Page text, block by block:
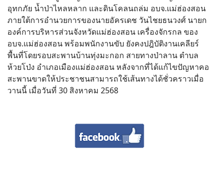
อุทกภัย น้ำป่าไหลหลาก และดินโคลนถล่ม อบจ.แม่ฮ่องสอน
ภายใต้การอำนวยการของนายอัครเดช วันไชยธนวงศ์ นายก
องค์การบริหารส่วนจังหวัดแม่ฮ่องสอน เครื่องจักรกล ของ
อบจ.แม่ฮ่องสอน พร้อมพนักงานขับ ยังคงปฎิบัติงานเคลียร์
พื้นที่โดยรอบสะพานบ้านทุ่งมะกอก สายทางป่าลาน ตำบล
ห้วยโป่ง อำเภอเมืองแม่ฮ่องสอน หลังจากที่ได้แก้ไขปัญหาคอ
สะพานขาดให้ประชาชนสามารถใช้เส้นทางได้ชั่วคราวเมื่อ
วานนี้ เมื่อวันที่ 30 สิงหาคม 2568